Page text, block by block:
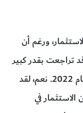
ورغم أن
تراجعت بقدر كبير
منذ عام 2010، إلا أنه كان المحرك الرئيسي له في عام 2022. نعم، لقد
في المئة، ولكن الاستثمار في